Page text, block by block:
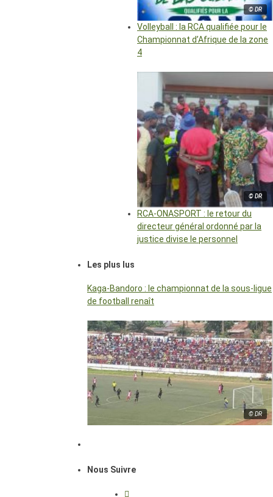
© DR
Volleyball : la RCA qualifiée pour le
Championnat d’Afrique de la zone
4
© DR
RCA-ONASPORT : le retour du
directeur général ordonné par la
justice divise le personnel
Les plus lus
Kaga-Bandoro : le championnat de la sous-ligue
de football renaît
© DR
Nous Suivre